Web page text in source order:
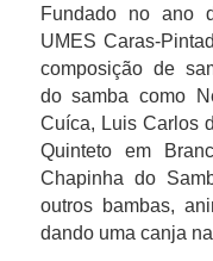
Fundado no ano
UMES Caras-
composição de
do samba como
Cuíca, Luis Carlos
Quinteto em
Chapinha do
outros bambas,
dando uma canja